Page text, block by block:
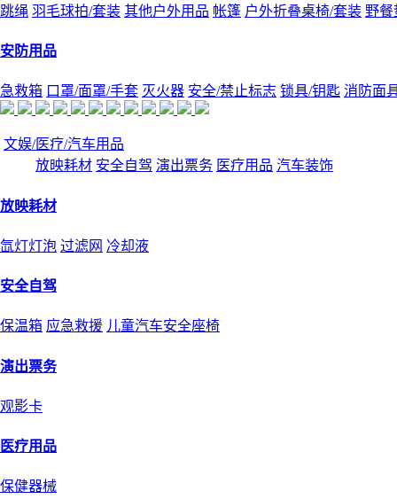
跳绳 羽毛球拍/套装 其他户外用品 帐篷 户外折叠桌椅/套装 野餐
安防用品
急救箱 口罩/面罩/手套 灭火器 安全/禁止标志 锁具/钥匙 消防面
文娱/医疗/汽车用品
放映耗材 安全自驾 演出票务 医疗用品 汽车装饰
放映耗材
氙灯灯泡 过滤网 冷却液
安全自驾
保温箱 应急救援 儿童汽车安全座椅
演出票务
观影卡
医疗用品
保健器械